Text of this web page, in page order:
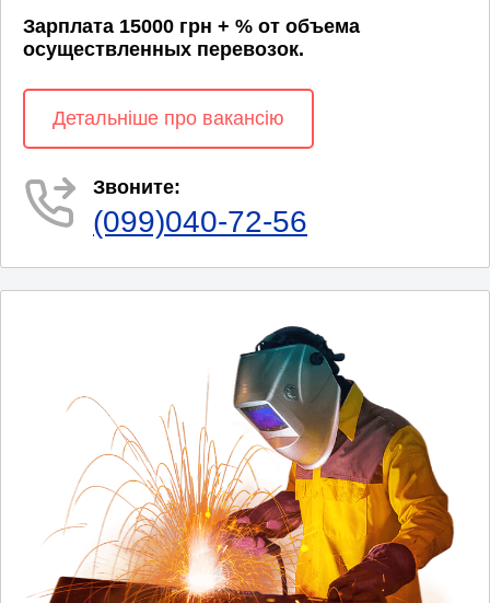
Зарплата 15000 грн + % от объема
осуществленных перевозок.
Детальніше про вакансію
Звоните:
(099)040-72-56